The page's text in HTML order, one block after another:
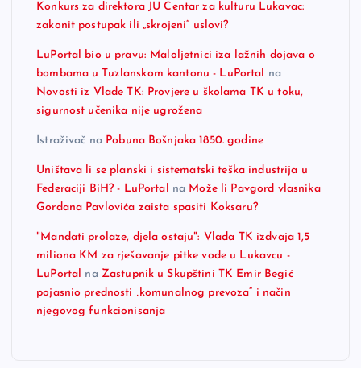
Konkurs za direktora JU Centar za kulturu Lukavac:
zakonit postupak ili „skrojeni“ uslovi?
LuPortal bio u pravu: Maloljetnici iza lažnih dojava o
bombama u Tuzlanskom kantonu - LuPortal
na
Novosti iz Vlade TK: Provjere u školama TK u toku,
sigurnost učenika nije ugrožena
Istraživač na Pobuna Bošnjaka 1850. godine
Uništava li se planski i sistematski teška industrija u
Federaciji BiH? - LuPortal
na Može li Pavgord vlasnika
Gordana Pavlovića zaista spasiti Koksaru?
"Mandati prolaze, djela ostaju": Vlada TK izdvaja 1,5
miliona KM za rješavanje pitke vode u Lukavcu -
LuPortal na Zastupnik u Skupštini TK Emir Begić
pojasnio prednosti „komunalnog prevoza“ i način
njegovog funkcionisanja